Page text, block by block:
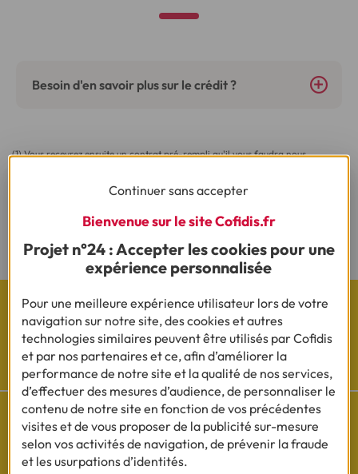
Besoin d'en savoir plus sur le crédit ?
(1) Vous recevrez ensuite un contrat pré-rempli qu'il vous faudra nous
vue d'une acceptation définitive.
(2) Sous réserve d’acceptation de votre dossier et à l’issue du délai légal de
Les actualités Cofidis
Besoin d'aide ?
Continuer sans accepter
Bienvenue sur le site Cofidis.fr
Projet n°24 : Accepter les cookies pour une
expérience personnalisée
Pour une meilleure expérience utilisateur lors de votre
navigation sur notre site, des cookies et autres
technologies similaires peuvent être utilisés par Cofidis
et par nos partenaires et ce, afin d’améliorer la
performance de notre site et la qualité de nos services,
d’effectuer des mesures d’audience, de personnaliser le
contenu de notre site en fonction de vos précédentes
visites et de vous proposer de la publicité sur-mesure
selon vos activités de navigation, de prévenir la fraude
et les usurpations d’identités.